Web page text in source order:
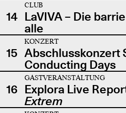
14
CLUB
LaVIVA – Die
alle
15
KONZERT
Abschlusskonzert
Conducting Days
16
GASTVERANSTALTUNG
Explora Live
Extrem